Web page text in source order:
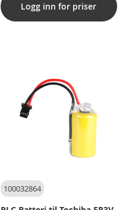
Logg inn for priser
100032864